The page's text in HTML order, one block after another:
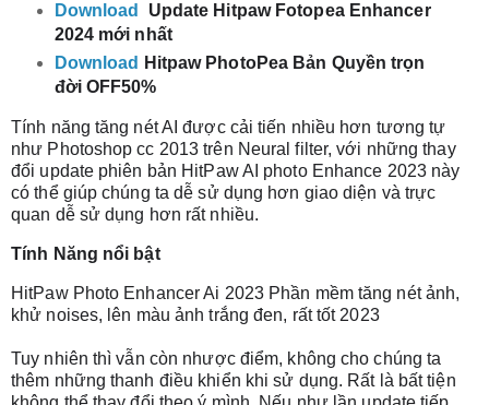
Download
Update Hitpaw Fotopea Enhancer
2024 mới nhất
Download
Hitpaw PhotoPea Bản Quyền trọn
đời OFF50%
Tính năng tăng nét AI được cải tiến nhiều hơn tương tự
như Photoshop cc 2013 trên Neural filter, với những thay
đổi update phiên bản HitPaw AI photo Enhance 2023 này
có thể giúp chúng ta dễ sử dụng hơn giao diện và trực
quan dễ sử dụng hơn rất nhiều.
Tính Năng nổi bật
HitPaw Photo Enhancer Ai 2023 Phần mềm tăng nét ảnh,
khử noises, lên màu ảnh trắng đen, rất tốt 2023
Tuy nhiên thì vẫn còn nhược điểm, không cho chúng ta
thêm những thanh điều khiển khi sử dụng. Rất là bất tiện